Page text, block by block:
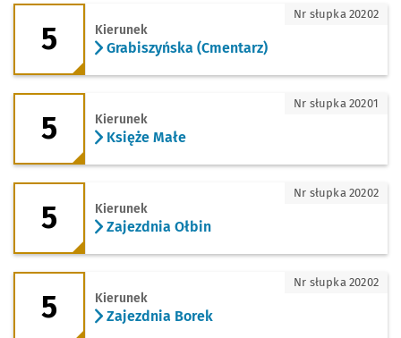
5 - kierunek Grabiszyńska (Cmentarz)
5 Kierunek
Grabiszyńska (Cmentarz)
Nr słupka 20202
5 - kierunek Księże Małe
5 Kierunek
Księże Małe
Nr słupka 20201
5 - kierunek Zajezdnia Ołbin
5 Kierunek
Zajezdnia Ołbin
Nr słupka 20202
5 - kierunek Zajezdnia Borek
5 Kierunek
Zajezdnia Borek
Nr słupka 20202